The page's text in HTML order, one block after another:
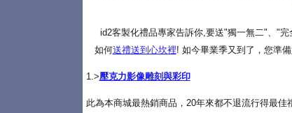
id2客製化禮品專家告訴你,要送"獨一無二"、"完
如何送禮送到心坎裡! 如今畢業季又到了，您準
1.>壓克力影像雕刻與彩印
此為本商城最熱銷商品，20年來都不退流行得最